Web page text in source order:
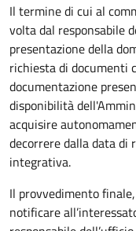
Il termine di cui al
volta dal responsabile
presentazione della
richiesta di documenti
documentazione
disponibilità
acquisire
decorrere dalla data di
integrativa.
Il provvedimento
notificare